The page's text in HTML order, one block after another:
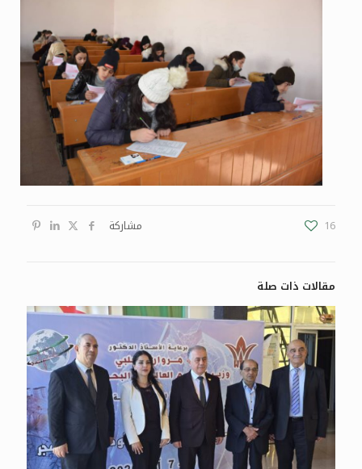
مشاركة 16
مقالات ذات صلة